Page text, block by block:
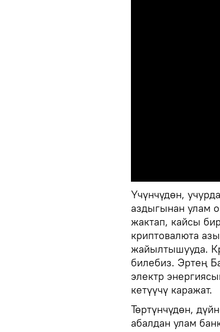
Үчүнчүдөн,
аздыгынан улам
жактап, кайсы
криптовалюта
жайылтышууда.
билебиз. Эртең
электр
кетүүчү каражат.
Төртүнчүдөн,
абалдан улам